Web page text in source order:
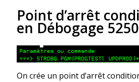
Point d’arrêt
en Débogage 5250
On crée un point d’arrêt